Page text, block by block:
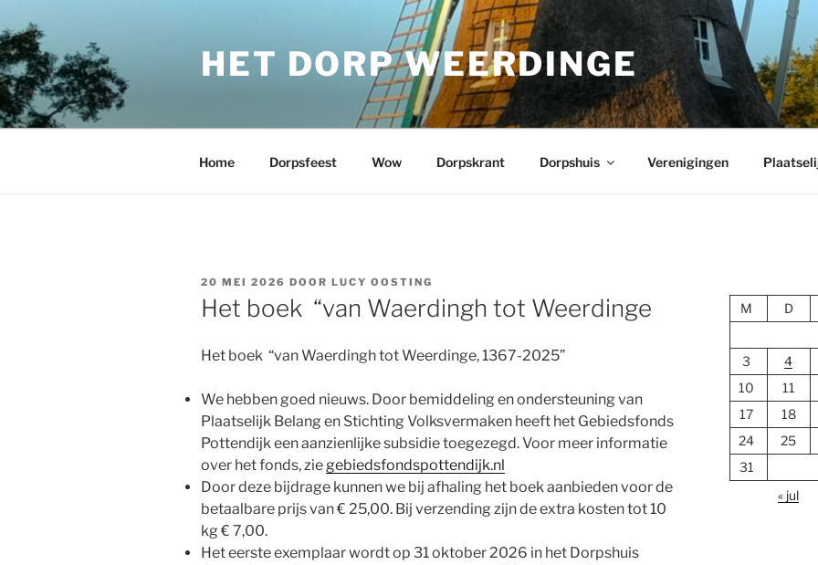
naar
de
inhoud
HET DORP WEERDINGE
Home Dorpsfeest Wow Dorpskrant Dorpshuis Verenigingen
GEPLAATST
OP
20 MEI 2026 DOOR LUCY OOSTING
Het boek “van Waerdingh tot Weerdinge
Het boek “van Waerdingh tot Weerdinge, 1367-2025”
We hebben goed nieuws. Door bemiddeling en ondersteuning van
Plaatselijk Belang en Stichting Volksvermaken heeft het Gebiedsfonds
Pottendijk een aanzienlijke subsidie toegezegd. Voor meer informatie
over het fonds, ziegebiedsfondspottendijk.nl
Door deze bijdrage kunnen we bij afhaling het boek aanbieden voor de
betaalbare prijs van € 25,00. Bij verzending zijn de extra kosten tot 10
kg € 7,00.
Het eerste exemplaar wordt op 31 oktober 2026 in het Dorpshuis
M
D
3
4
10
11
17
18
24
25
31
« jul